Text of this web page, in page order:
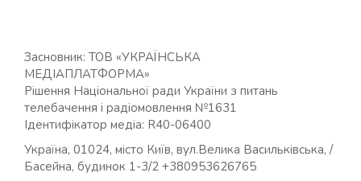
Засновник: ТОВ «УКРАЇНСЬКА
МЕДІАПЛАТФОРМА»
Рішення Національної ради України з питань
телебачення і радіомовлення №1631
Ідентифікатор медіа: R40-06400
Україна, 01024, місто Київ, вул.Велика Васильківська, /
Басейна, будинок 1-3/2 +380953626765